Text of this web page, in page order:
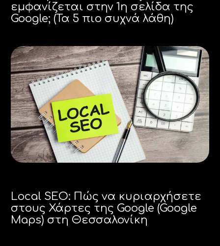
εμφανίζεται στην 1η σελίδα της
Google; (Τα 5 πιο συχνά λάθη)
Local SEO: Πώς να κυριαρχήσετε
στους Χάρτες της Google (Google
Maps) στη Θεσσαλονίκη